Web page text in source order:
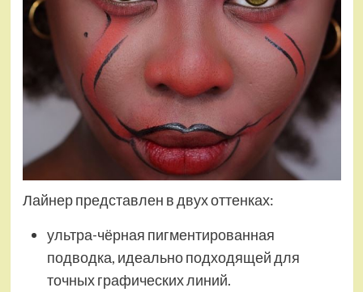
Лайнер представлен в двух оттенках:
ультра-чёрная пигментированная
подводка, идеально подходящей для
точных графических линий.